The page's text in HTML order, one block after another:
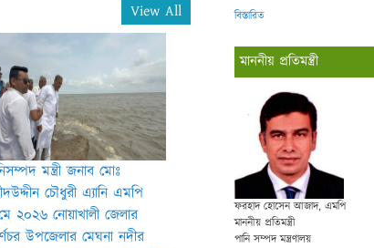
View All
মন্ত্রী জনাব মোঃ
চৌধুরী এ্যানি এমপি
২০২৬ নোয়াখালী জেলার
উপজেলার মেঘনা নদীর
বিস্তারিত
মাননীয় প্রতিমন্ত্রী
ফরহাদ হোসেন আজাদ, এমপি
মাননীয় প্রতিমন্ত্রী
পানি সম্পদ মন্ত্রণালয়